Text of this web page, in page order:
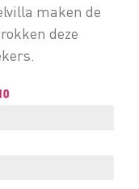
maken de
deze